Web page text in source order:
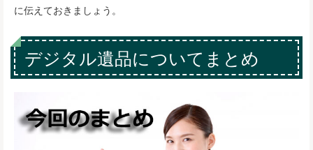
に伝えておきましょう。
デジタル遺品についてまとめ